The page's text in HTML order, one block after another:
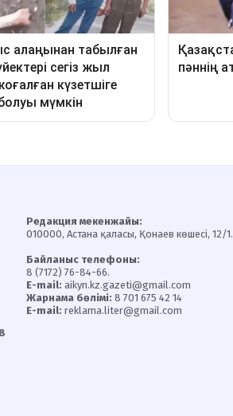
Редакция мекенжайы:
010000, Астана қаласы, Қонаев көшесі, 12/1.
Байланыс телефоны:
8 (7172) 76-84-66.
E-mail: aikyn.kz.gazeti@gmail.com
Жарнама бөлімі: 8 701 675 42 14
E-mail: reklama.liter@gmail.com